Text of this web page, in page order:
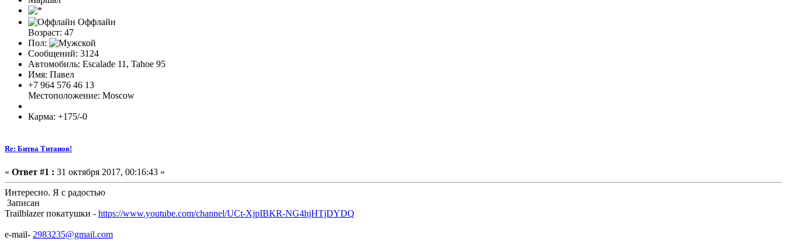
Оффлайн
Возраст: 47
Пол:
Сообщений: 3124
Автомобиль: Escalade 11, Tahoe 95
Имя: Павел
+7 964 576 46 13
Местоположение: Moscow
Карма: +175/-0
Re: Битва Титанов!
« Ответ #1 : 31 октября 2017, 00:16:43 »
Интересно. Я с радостью
Записан
Trailblazer покатушки - https://www.youtube.com/channel/UCt-XjpIBKR-NG4hjHTjDYDQ
e-mail- 2983235@gmail.com